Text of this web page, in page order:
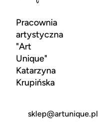
Pracownia
artystyczna
"Art
Unique"
Katarzyna
Krupińska
sklep@artunique.pl